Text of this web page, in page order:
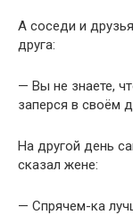
А соседи и
друга:
— Вы не знаете,
заперся в своём
На другой день
сказал жене:
— Спрячем-ка